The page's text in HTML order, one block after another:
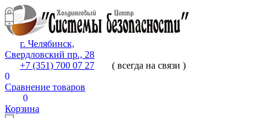
г. Челябинск,
Свердловский пр., 28
+7 (351) 700 07 27
( всегда на связи )
0
Сравнение товаров
0
Корзина